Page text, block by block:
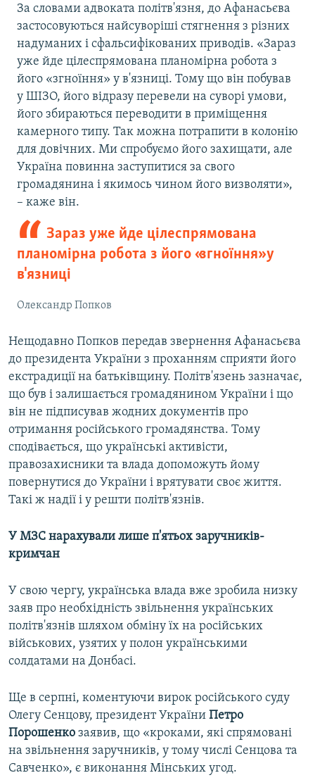
​За словами адвоката політв'язня, до Афанасьєва
застосовуються найсуворіші стягнення з різних
надуманих і сфальсифікованих приводів. «Зараз
уже йде цілеспрямована планомірна робота з
його «згноїння» у в'язниці. Тому що він побував
у ШІЗО, його відразу перевели на суворі умови,
його збираються переводити в приміщення
камерного типу. Так можна потрапити в колонію
для довічних. Ми спробуємо його захищати, але
Україна повинна заступитися за свого
громадянина і якимось чином його визволяти»,
– каже він.
Зараз уже йде цілеспрямована
планомірна робота з його «згноїння» у
в'язниці
Олександр Попков
Нещодавно Попков передав звернення Афанасьєва
до президента України з проханням сприяти його
екстрадиції на батьківщину. Політв'язень зазначає,
що був і залишається громадянином України і що
він не підписував жодних документів про
отримання російського громадянства. Тому
сподівається, що українські активісти,
правозахисники та влада допоможуть йому
повернутися до України і врятувати своє життя.
Такі ж надії і у решти політв'язнів.
У МЗС нарахували лише п'ятьох заручників-
кримчан
У свою чергу, українська влада вже зробила низку
заяв про необхідність звільнення українських
політв'язнів шляхом обміну їх на російських
військових, узятих у полон українськими
солдатами на Донбасі.
Ще в серпні, коментуючи вирок російського суду
Олегу Сенцову, президент України Петро
Порошенко заявив, що «кроками, які спрямовані
на звільнення заручників, у тому числі Сенцова та
Савченко», є виконання Мінських угод.